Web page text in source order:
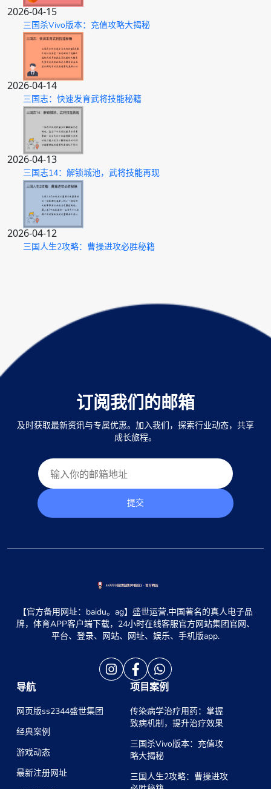
2026-04-15
三国杀Vivo版本：充值攻略大揭秘
2026-04-14
三国志：快速发育武将技能秘籍
2026-04-13
三国志14：解锁城池，武将技能再现
2026-04-12
三国人生2攻略：曹操进攻必胜秘籍
订阅我们的邮箱
及时获取最新资讯与专属优惠。加入我们，探索行业动态，共享
成长旅程。
提交
【官方备用网址：baidu。ag】盛世运营,中国著名的真人电子品
牌，体育APP客户端下载，24小时在线客服官方网站集团官网、
平台、登录、网站、网址、娱乐、手机版app.
导航
网页版ss2344盛世集团
经典案例
游戏动态
最新注册网址
项目案例
传染病学治疗用药：掌握
致病机制，提升治疗效果
三国杀Vivo版本：充值攻
略大揭秘
三国人生2攻略：曹操进攻